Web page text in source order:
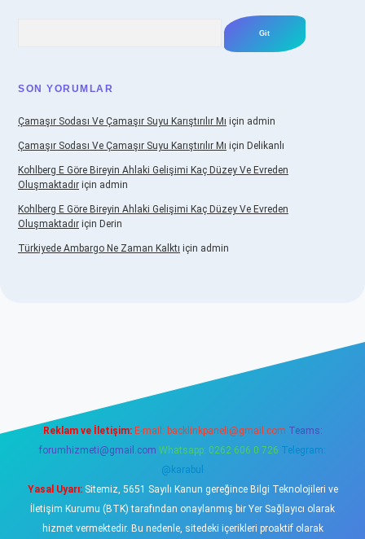
SON YORUMLAR
Çamaşır Sodası Ve Çamaşır Suyu Karıştırılır Mı için admin
Çamaşır Sodası Ve Çamaşır Suyu Karıştırılır Mı için Delikanlı
Kohlberg E Göre Bireyin Ahlaki Gelişimi Kaç Düzey Ve Evreden
Oluşmaktadır için admin
Kohlberg E Göre Bireyin Ahlaki Gelişimi Kaç Düzey Ve Evreden
Oluşmaktadır için Derin
Türkiyede Ambargo Ne Zaman Kalktı için admin
Reklam ve İletişim: E-mail: backlinkpaneli@gmail.com Teams:
forumhizmeti@gmail.com Whatsapp: 0262 606 0 726 Telegram:
@karabul
Yasal Uyarı:Sitemiz, 5651 Sayılı Kanun gereğince Bilgi Teknolojileri ve
İletişim Kurumu (BTK) tarafından onaylanmış bir Yer Sağlayıcı olarak
hizmet vermektedir. Bu nedenle, sitedeki içerikleri proaktif olarak